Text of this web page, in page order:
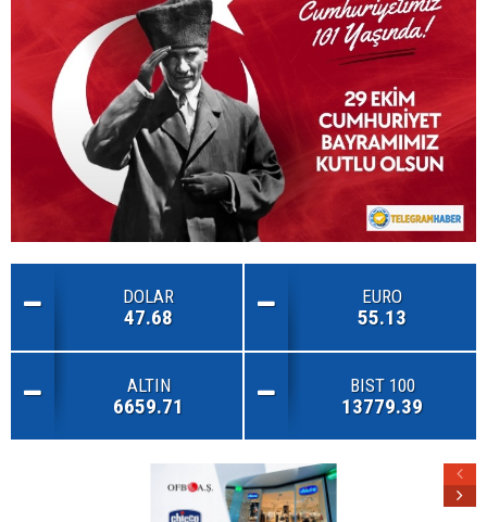
DOLAR
47.68
EURO
55.13
ALTIN
6659.71
BIST 100
13779.39